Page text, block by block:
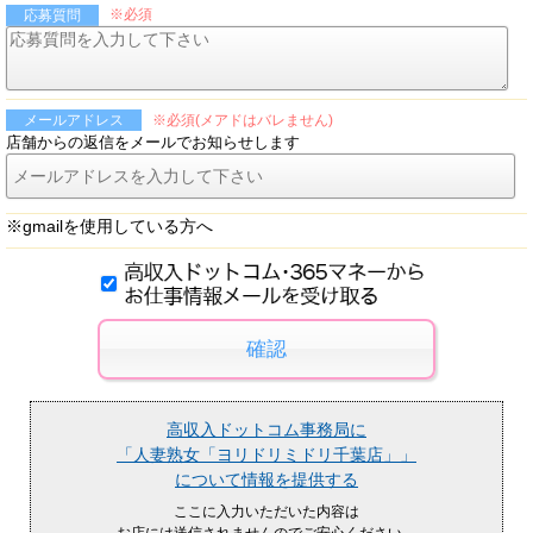
応募質問 ※必須
メールアドレス ※必須(メアドはバレません)
店舗からの返信をメールでお知らせします
※gmailを使用している方へ
高収入ドットコム事務局に
「人妻熟女「ヨリドリミドリ千葉店」」
について情報を提供する
ここに入力いただいた内容は